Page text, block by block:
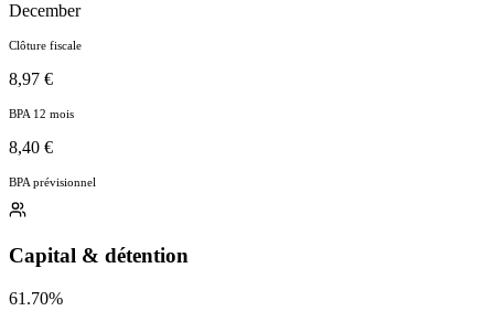
December
Clôture fiscale
8,97 €
BPA 12 mois
8,40 €
BPA prévisionnel
Capital & détention
61.70%